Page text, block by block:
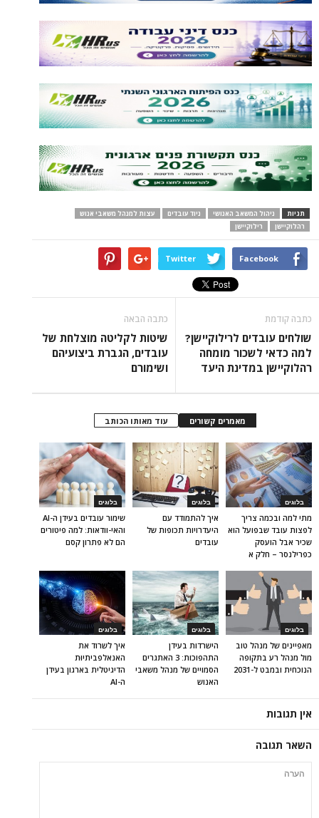
תגיות ניהול המשאב האנושי ניוד עובדים
עצות למנהל משאבי אנוש
רהלוקיישן
רילוקיישן
Facebook
Twitter
כתבה קודמת
שולחים עובדים לרילוקיישן?
למה כדאי לשכור מומחה
רהלוקיישן במדינת היעד
כתבה הבאה
שיטות לקליטה מוצלחת של
עובדים, הגברת ביצועיהם
ושימורם
מאמרים קשורים עוד מאותו הכותב
בלוגים
שימור עובדים בעידן ה-AI
והאי-וודאות: למה פיטורים
הם לא פתרון קסם
בלוגים
איך להתמודד עם
היעדרויות תכופות של
עובדים
בלוגים
מתי למה ובכמה צריך
לפצות עובד שבפועל הוא
שכיר אבל הועסק
כפרילנסר – חלק א
בלוגים
איך לשרוד את
האנאלפביתיוּת
הדיגיטלית בארגון בעידן
ה-AI
בלוגים
הישרדות בעידן
התהפוכות: 3 האתגרים
הסמויים של מנהל משאבי
האנוש
בלוגים
מאפיינים של מנהל טוב
מול מנהל רע בתקופה
הנוכחית ובמבט ל-2031
אין תגובות
השאר תגובה